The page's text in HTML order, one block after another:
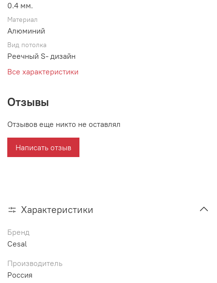
0.4 мм.
Материал
Алюминий
Вид потолка
Реечный S- дизайн
Все характеристики
Отзывы
Отзывов еще никто не оставлял
Написать отзыв
Характеристики
Бренд
Cesal
Производитель
Россия